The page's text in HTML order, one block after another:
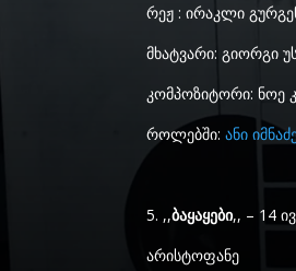
რეჟ : ირაკლი
მხატვარი: გიორგი
კომპოზიტორი: ნოე
როლებში:ანი
5. ,,ბაყაყები,, – 14
არისტოფანე